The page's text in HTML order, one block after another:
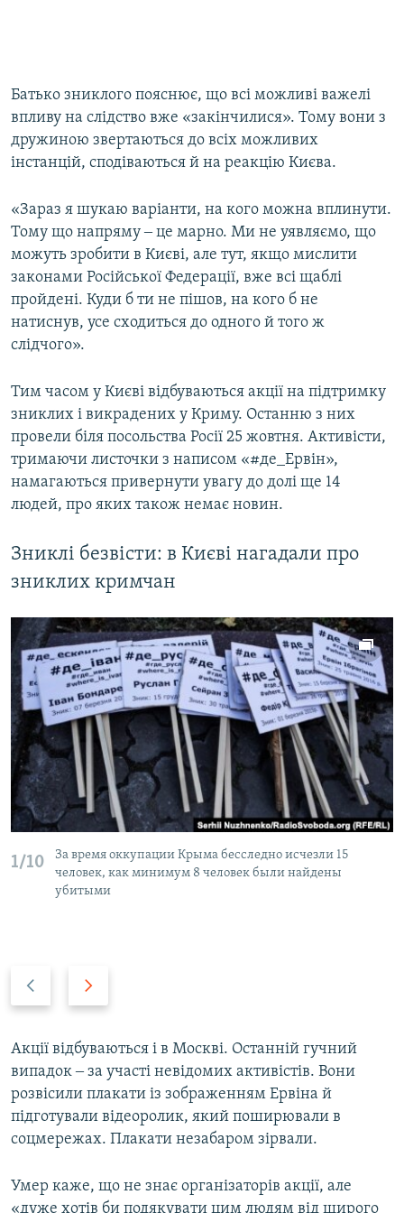
Батько зниклого пояснює, що всі можливі важелі
впливу на слідство вже «закінчилися». Тому вони з
дружиною звертаються до всіх можливих
інстанцій, сподіваються й на реакцію Києва.
«Зараз я шукаю варіанти, на кого можна вплинути.
Тому що напряму ‒ це марно. Ми не уявляємо, що
можуть зробити в Києві, але тут, якщо мислити
законами Російської Федерації, вже всі щаблі
пройдені. Куди б ти не пішов, на кого б не
натиснув, усе сходиться до одного й того ж
слідчого».
Тим часом у Києві відбуваються акції на підтримку
зниклих і викрадених у Криму. Останню з них
провели біля посольства Росії 25 жовтня. Активісти,
тримаючи листочки з написом «#де_Ервін»,
намагаються привернути увагу до долі ще 14
людей, про яких також немає новин.
Зниклі безвісти: в Києві нагадали про
зниклих кримчан
1/10
За время оккупации Крыма бесследно исчезли 15
человек, как минимум 8 человек были найдены
убитыми
v
i
o
u
s
l
t
s
l
i
d
Акції відбуваються і в Москві. Останній гучний
випадок ‒ за участі невідомих активістів. Вони
розвісили плакати із зображенням Ервіна й
підготували відеоролик, який поширювали в
соцмережах. Плакати незабаром зірвали.
Умер каже, що не знає організаторів акції, але
«дуже хотів би подякувати цим людям від щирого